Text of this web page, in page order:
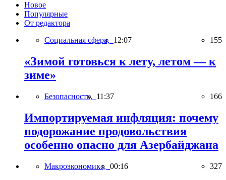
Новое
Популярные
От редактора
Социальная сфера, 12:07 155
«Зимой готовься к лету, летом — к
зиме»
Безопасность, 11:37 166
Импортируемая инфляция: почему
подорожание продовольствия
особенно опасно для Азербайджана
Макроэкономика, 00:16 327